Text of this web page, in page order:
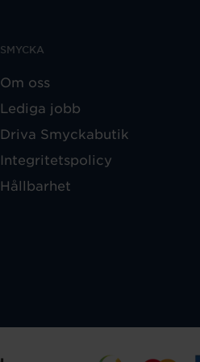
SMYCKA
Om oss
Lediga jobb
Driva Smyckabutik
Integritetspolicy
Hållbarhet